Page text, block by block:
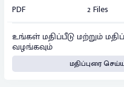
PDF 2 Files
உங்கள் மதிப்பீடு மற்றும்
வழங்கவும்
மதிப்புரை